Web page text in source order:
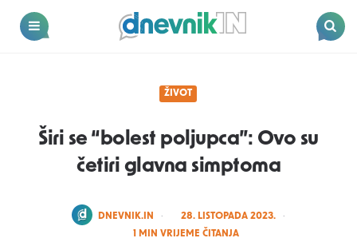
Dnevnik.in
ŽIVOT
Širi se “bolest poljupca”: Ovo su
četiri glavna simptoma
POSTED
DNEVNIK.IN
28. LISTOPADA 2023.
1 MIN VRIJEME ČITANJA